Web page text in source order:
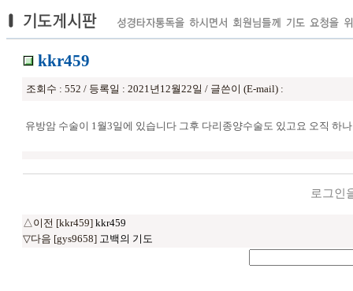
kkr459
조회수 : 552 / 등록일 : 2021년12월22일 / 글쓴이 (E-mail) :
유방암 수술이 1월3일에 있습니다 그후 다리종양수술도 있고요 오직 하
로그인
△이전 [kkr459] kkr459
▽다음 [gys9658] 고백의 기도